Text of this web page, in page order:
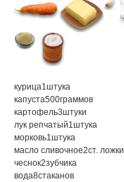
курица1штука
капуста500граммов
картофель3штуки
лук репчатый1штука
морковь1штука
масло сливочное2ст. ложки
чеснок2зубчика
вода8стаканов